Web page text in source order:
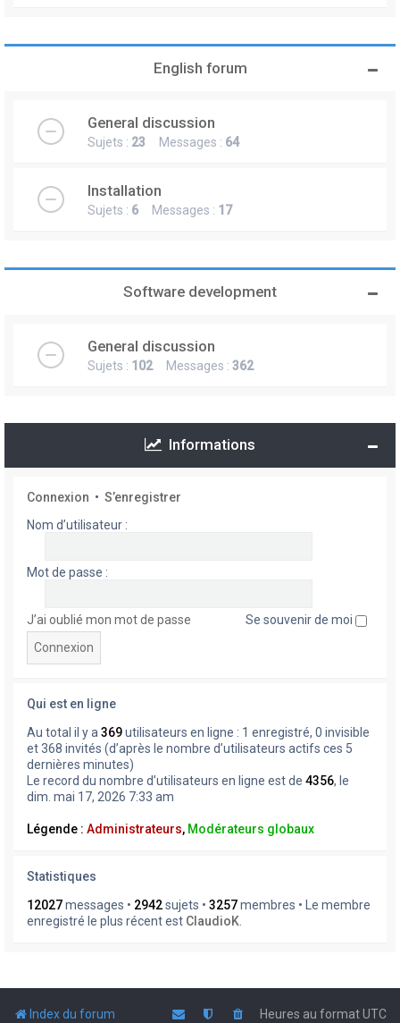
English forum
General discussion
Sujets : 23 Messages : 64
Installation
Sujets : 6 Messages : 17
Software development
General discussion
Sujets : 102Messages : 362
Informations
Connexion • S’enregistrer
Nom d’utilisateur :
Mot de passe :
J’ai oublié mon mot de passe Se souvenir de moi
Qui est en ligne
Au total il y a 369utilisateurs en ligne : 1 enregistré, 0 invisible
et 368 invités (d’après le nombre d’utilisateurs actifs ces 5
dernières minutes)
Le record du nombre d’utilisateurs en ligne est de 4356, le
dim. mai 17, 2026 7:33 am
Légende : Administrateurs, Modérateurs globaux
Statistiques
12027messages • 2942sujets • 3257membres • Le membre
enregistré le plus récent est ClaudioK
Index du forum Heures au formatUTC